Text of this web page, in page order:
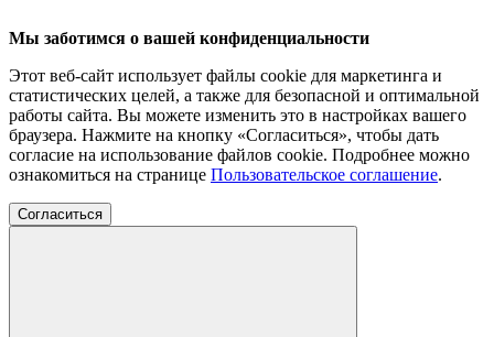
Мы заботимся о вашей конфиденциальности
Этот веб-сайт использует файлы cookie для маркетинга и
статистических целей, а также для безопасной и оптимальной
работы сайта. Вы можете изменить это в настройках вашего
браузера. Нажмите на кнопку «Согласиться», чтобы дать
согласие на использование файлов cookie. Подробнее можно
ознакомиться на странице Пользовательское соглашение.
Согласиться